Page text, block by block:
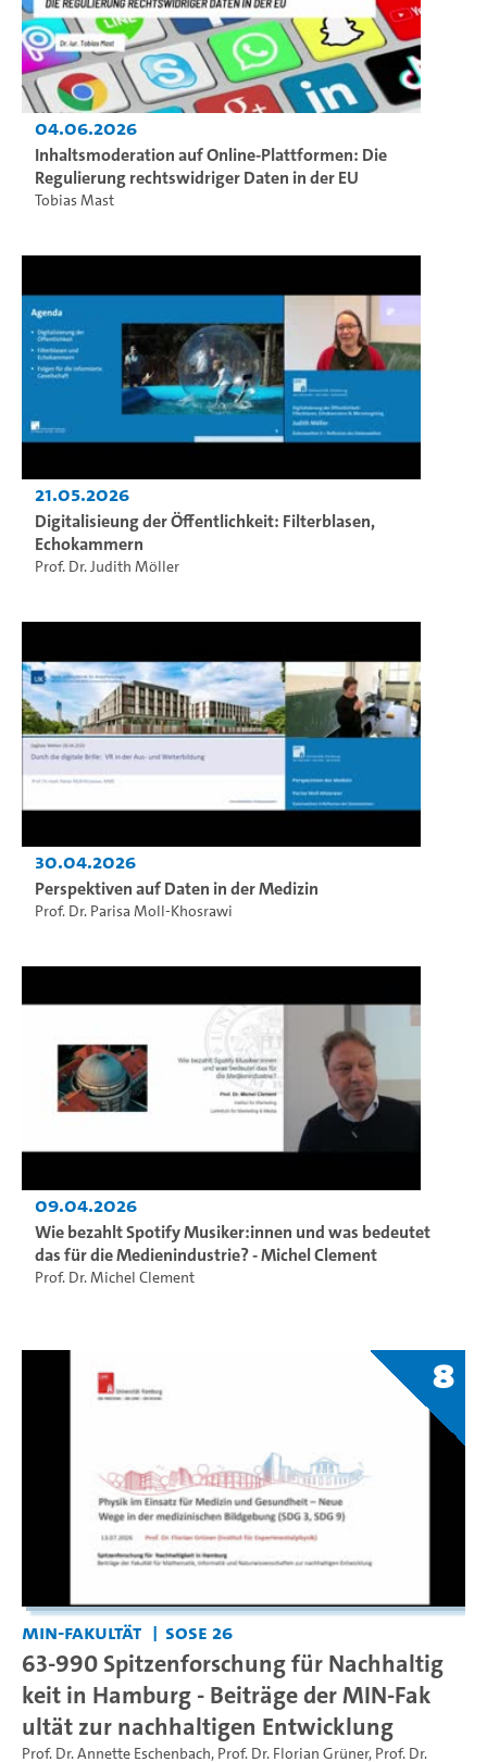
04.06.2026
Inhaltsmoderation auf Online-Plattformen: Die
Regulierung rechtswidriger Daten in der EU
Tobias Mast
21.05.2026
Digitalisieung der Öffentlichkeit: Filterblasen,
Echokammern
Prof. Dr. Judith Möller
30.04.2026
Perspektiven auf Daten in der Medizin
Prof. Dr. Parisa Moll-Khosrawi
09.04.2026
Wie bezahlt Spotify Musiker:innen und was bedeutet
das für die Medienindustrie? - Michel Clement
Prof. Dr. Michel Clement
8
MIN-Fakultät SoSe 26
63-990 Spitzenforschung für Nachhaltig
keit in Hamburg - Beiträge der MIN-Fak
ultät zur nachhaltigen Entwicklung
Prof. Dr. Annette Eschenbach, Prof. Dr. Florian Grüner, Prof. Dr.